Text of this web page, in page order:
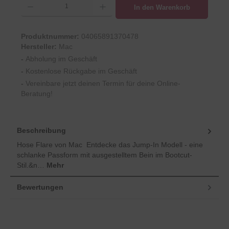
In den Warenkorb
Produktnummer: 04065891370478
Hersteller: Mac
- Abholung im Geschäft
- Kostenlose Rückgabe im Geschäft
- Vereinbare jetzt deinen Termin für deine Online-
Beratung!
Beschreibung
Hose Flare von Mac Entdecke das Jump-In Modell - eine
schlanke Passform mit ausgestelltem Bein im Bootcut-
Stil.&n…
Mehr
Bewertungen